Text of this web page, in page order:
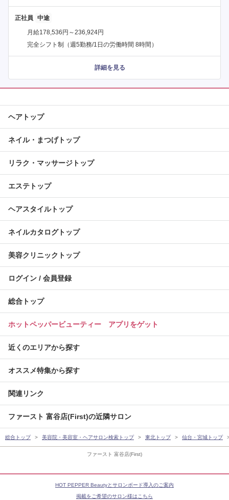
ファースト 富谷店(First)
正社員
月給178,536円～236,924円
完全シフト制（週5勤務/1日の労働時間 8時間）
詳細を見る
ヘアトップ
ネイル・まつげトップ
リラク・マッサージトップ
エステトップ
ヘアスタイルトップ
ネイルカタログトップ
美容クリニックトップ
ログイン / 会員登録
総合トップ
ホットペッパービューティー アプリをゲット
近くのエリアから探す
オススメ特集から探す
関連リンク
ファースト 富谷店(First)の近隣サロン
総合トップ 美容院・美容室・ヘアサロン検索トップ 東北トップ 仙台・宮城トップ
HOT PEPPER Beautyとサロンボード導入のご案内
掲載をご希望のサロン様はこちら